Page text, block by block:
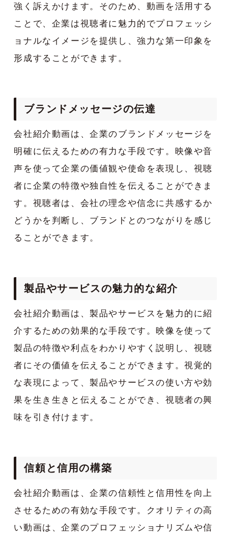
強く訴えかけます。そのため、動画を活用する
ことで、企業は視聴者に魅力的でプロフェッシ
ョナルなイメージを提供し、強力な第一印象を
形成することができます。
ブランドメッセージの伝達
会社紹介動画は、企業のブランドメッセージを
明確に伝えるための有力な手段です。映像や音
声を使って企業の価値観や使命を表現し、視聴
者に企業の特徴や独自性を伝えることができま
す。視聴者は、会社の理念や信念に共感するか
どうかを判断し、ブランドとのつながりを感じ
ることができます。
製品やサービスの魅力的な紹介
会社紹介動画は、製品やサービスを魅力的に紹
介するための効果的な手段です。映像を使って
製品の特徴や利点をわかりやすく説明し、視聴
者にその価値を伝えることができます。視覚的
な表現によって、製品やサービスの使い方や効
果を生き生きと伝えることができ、視聴者の興
味を引き付けます。
信頼と信用の構築
会社紹介動画は、企業の信頼性と信用性を向上
させるための有効な手段です。クオリティの高
い動画は、企業のプロフェッショナリズムや信